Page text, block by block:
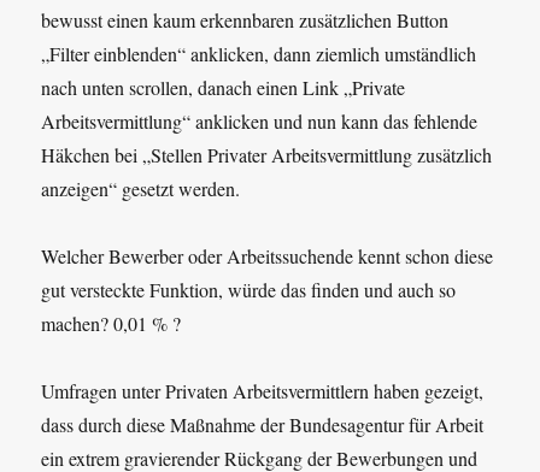
bewusst einen kaum erkennbaren zusätzlichen Button
„Filter einblenden“ anklicken, dann ziemlich umständlich
nach unten scrollen, danach einen Link „Private
Arbeitsvermittlung“ anklicken und nun kann das fehlende
Häkchen bei „Stellen Privater Arbeitsvermittlung zusätzlich
anzeigen“ gesetzt werden.
Welcher Bewerber oder Arbeitssuchende kennt schon diese
gut versteckte Funktion, würde das finden und auch so
machen? 0,01 % ?
Umfragen unter Privaten Arbeitsvermittlern haben gezeigt,
dass durch diese Maßnahme der Bundesagentur für Arbeit
ein extrem gravierender Rückgang der Bewerbungen und